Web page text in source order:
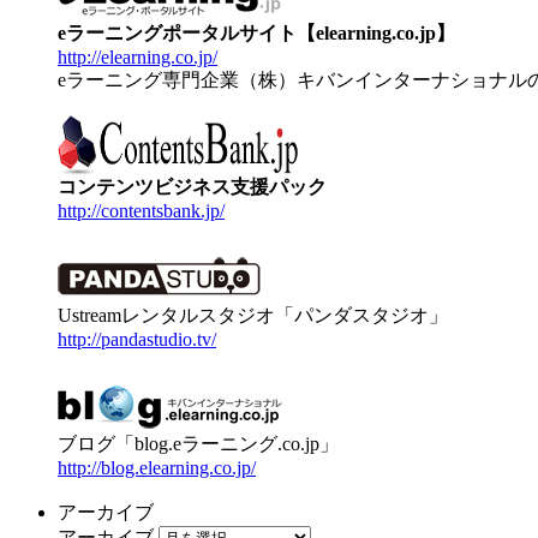
eラーニングポータルサイト【elearning.co.jp】
http://elearning.co.jp/
eラーニング専門企業（株）キバンインターナショナル
コンテンツビジネス支援パック
http://contentsbank.jp/
Ustreamレンタルスタジオ「パンダスタジオ」
http://pandastudio.tv/
ブログ「blog.eラーニング.co.jp」
http://blog.elearning.co.jp/
アーカイブ